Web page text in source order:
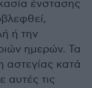
ένστασης
ή την
ημερών. Τα
αστεγίας κατά
τις